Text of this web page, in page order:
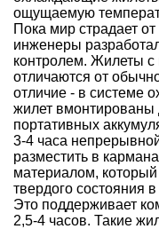
ощущаемую
Пока мир страдает
инженеры
контролем. Жилеты с
отличаются от
отличие - в системе
жилет вмонтированы
портативных
3-4 часа
разместить в
материалом,
твердого состояния
Это поддерживает
2,5-4 часов. Такие